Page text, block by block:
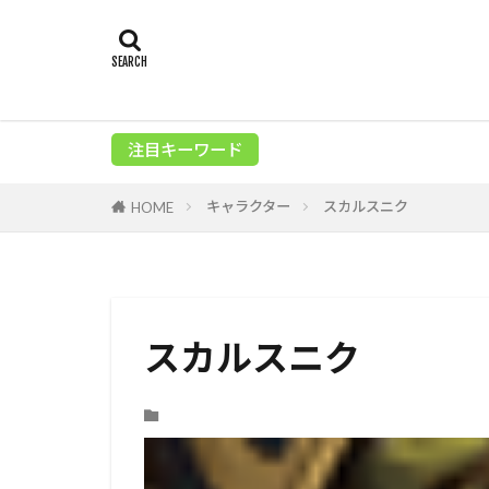
注目キーワード
HOME キャラクター スカルスニク
スカルスニク